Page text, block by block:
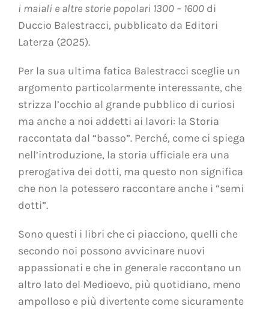
i maiali e altre storie popolari 1300 – 1600di
Duccio Balestracci, pubblicato da Editori
Laterza (2025).
Per la sua ultima fatica Balestracci sceglie un
argomento particolarmente interessante, che
strizza l’occhio al grande pubblico di curiosi
ma anche a noi addetti ai lavori: la Storia
raccontata dal “basso”. Perché, come ci spiega
nell’introduzione, la storia ufficiale era una
prerogativa dei dotti, ma questo non significa
che non la potessero raccontare anche i “semi
dotti”.
Sono questi i libri che ci piacciono, quelli che
secondo noi possono avvicinare nuovi
appassionati e che in generale raccontano un
altro lato del Medioevo, più quotidiano, meno
ampolloso e più divertente come sicuramente